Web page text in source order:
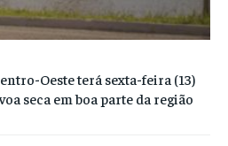
Oeste terá sexta-feira (13)
seca em boa parte da região